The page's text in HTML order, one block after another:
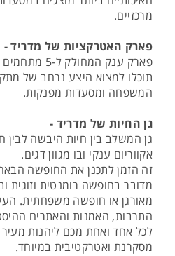
מרכזיים.
פארק האטרקציות של מדריד -
פארק ענק
תוכלו למצוא היצע נרחב של
המשפחה ומסעדות מפנקות.
גן החיות של מדריד -
גן המשלב בין חיות היבשה לבין
אקווריום ענקי ובו מגוון דגים.
זה הזמן לתכנן את החופשה
מדובר בחופשה רומנטית וזוגית
מאורגן או חופשה משפחתית.
התרבות, האמנות והאתרים
לכל אחד ואחת מכם ליהנות
מסקרנת ואטרקטיבית במיוחד.